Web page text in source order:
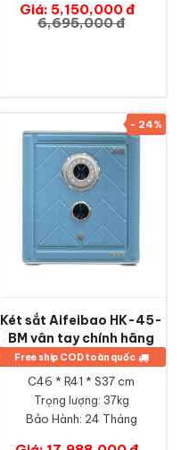
Giá: 5,150,000 đ
6,695,000 đ
- 24%
Két sắt Aifeibao HK-45-
BM vân tay chính hãng
Free ship COD toàn quốc
C46 * R41 * S37 cm
Trọng lượng: 37kg
Bảo Hành: 24 Tháng